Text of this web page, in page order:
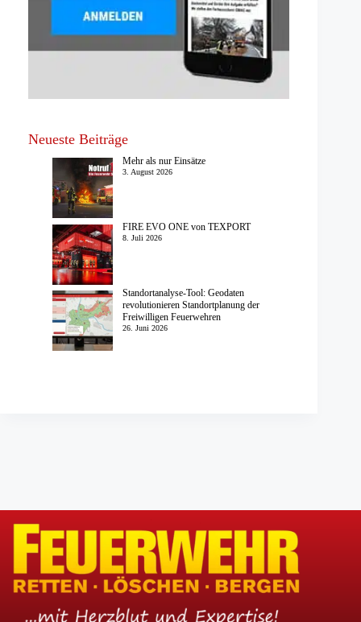
Neueste Beiträge
Mehr als nur Einsätze
3. August 2026
FIRE EVO ONE von TEXPORT
8. Juli 2026
Standortanalyse-Tool: Geodaten
revolutionieren Standortplanung der
Freiwilligen Feuerwehren
26. Juni 2026